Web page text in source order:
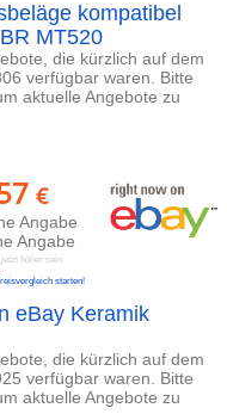
kompatibel
MT520
die kürzlich auf dem
verfügbar waren. Bitte
aktuelle Angebote zu
€
Angabe
Angabe
jetzt höher sein
starten!
eBay Keramik
die kürzlich auf dem
verfügbar waren. Bitte
aktuelle Angebote zu